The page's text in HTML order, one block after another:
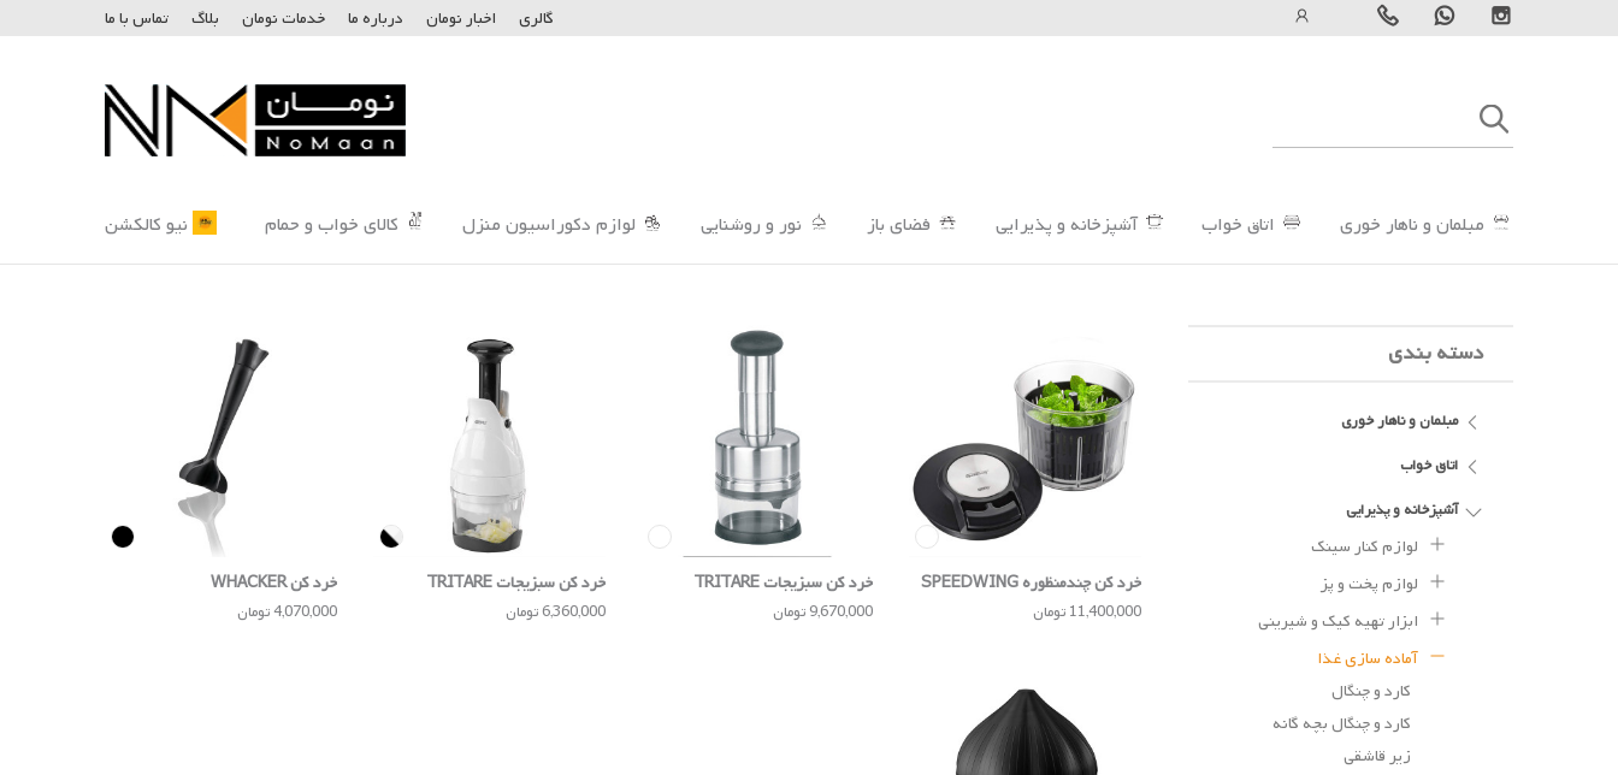
گالری اخبار نومان درباره ما خدمات نومان بلاگ تماس با ما
مبلمان و ناهار خوری اتاق خواب آشپزخانه و پذیرایی فضای باز نور و روشنایی لوازم دکوراسیون منزل کالای خواب و حمام نیو کالکشن
خرد کن چندمنظوره SPEEDWING
11,400,000 تومان
خرد کن سبزیجات TRITARE
9,670,000 تومان
خرد کن سبزیجات TRITARE
6,360,000 تومان
خرد کن WHACKER
4,070,000 تومان
دسته بندی
مبلمان و ناهار خوری
اتاق خواب
آشپزخانه و پذیرایی
لوازم کنار سینک
لوازم پخت و پز
ابزار تهیه کیک و شیرینی
آماده سازی غذا
کارد و چنگال
کارد و چنگال بچه گانه
زیر قاشقی